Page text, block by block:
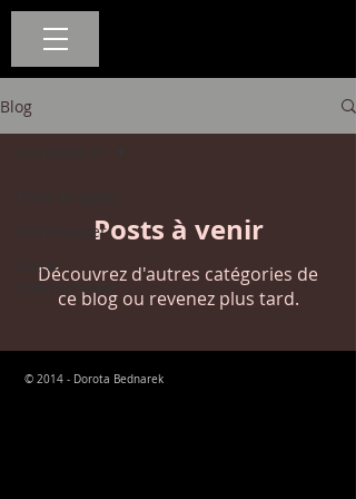
Blog
Commencer
Votre
communauté
Posts à venir
Découvrez d'autres catégories de
ce blog ou revenez plus tard.
© 2014 - Dorota Bednarek